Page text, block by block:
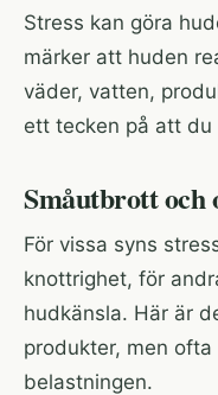
Stress kan göra
märker att huden
väder, vatten,
ett tecken på att du
Småutbrott och
För vissa syns
knottrighet, för
hudkänsla. Här är
produkter, men
belastningen.